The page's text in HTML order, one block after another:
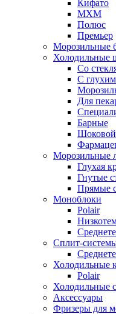
Кифато
МХМ
Полюс
Премьер
Морозильные
Холодильные
Со
С
Для
Барные
Шоковой
Морозильные
Глухая
Гнутые
Прямые
Моноблоки
Polair
Сплит-
Холодильные
Polair
Холодильные
Аксессуары
Фризеры для